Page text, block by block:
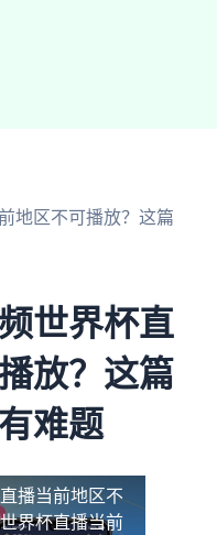
地区不可播放？这篇
世界杯直
放？这篇
难题
播当前地区不
界杯直播当前